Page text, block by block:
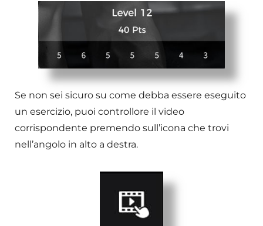
Se non sei sicuro su come debba essere eseguito
un esercizio, puoi controllore il video
corrispondente premendo sull’icona che trovi
nell’angolo in alto a destra.